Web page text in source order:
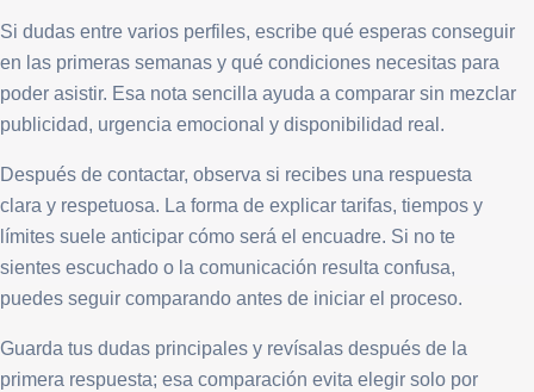
Si dudas entre varios perfiles, escribe qué esperas conseguir
en las primeras semanas y qué condiciones necesitas para
poder asistir. Esa nota sencilla ayuda a comparar sin mezclar
publicidad, urgencia emocional y disponibilidad real.
Después de contactar, observa si recibes una respuesta
clara y respetuosa. La forma de explicar tarifas, tiempos y
límites suele anticipar cómo será el encuadre. Si no te
sientes escuchado o la comunicación resulta confusa,
puedes seguir comparando antes de iniciar el proceso.
Guarda tus dudas principales y revísalas después de la
primera respuesta; esa comparación evita elegir solo por